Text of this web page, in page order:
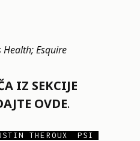
Health; Esquire
IZ SEKCIJE
OVDE.
THEROUX PSI